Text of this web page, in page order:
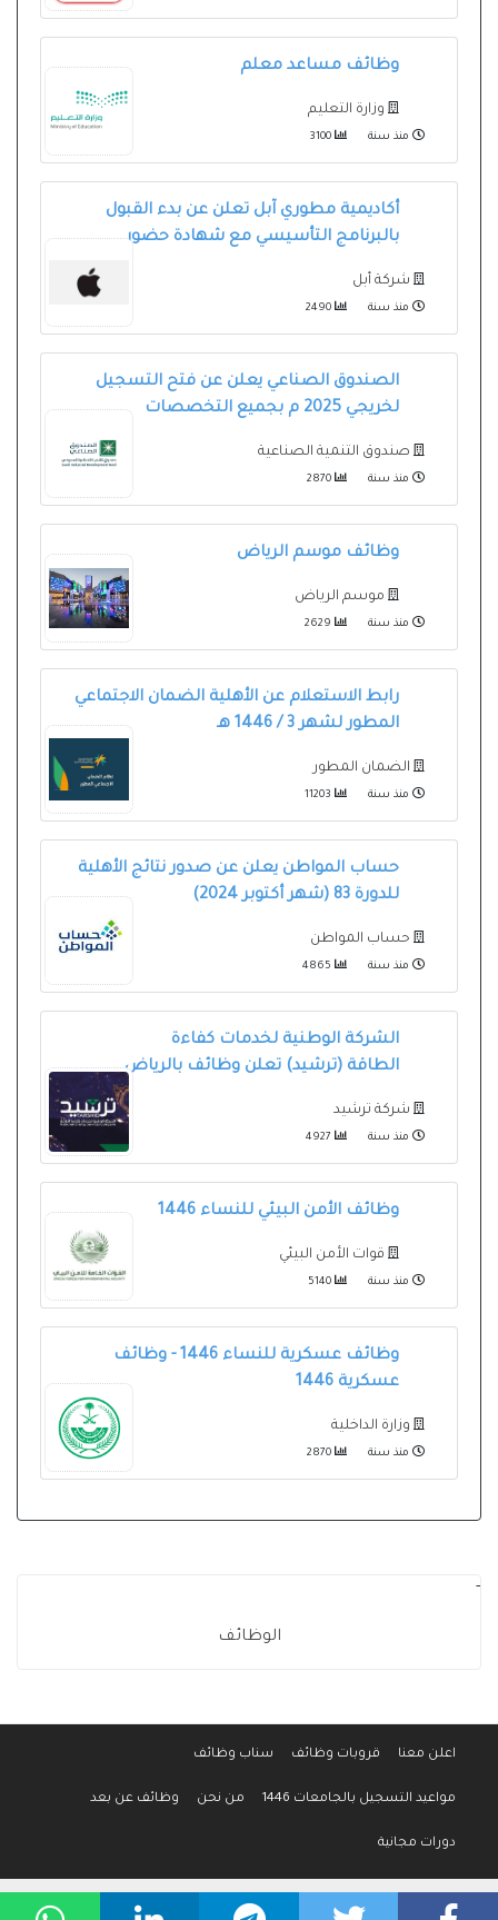
وظائف مساعد معلم
وزارة التعليم
منذ سنة
أكاديمية مطوري آبل تعلن عن بدء القبول
بالبرنامج التأسيسي مع شهادة حضور
شركة أبل
منذ سنة
الصندوق الصناعي يعلن عن فتح التسجيل
لخريجي 2025 م بجميع التخصصات
صندوق التنمية الصناعية
منذ سنة
وظائف موسم الرياض
موسم الرياض
منذ سنة
رابط الاستعلام عن الأهلية الضمان الاجتماعي
المطور لشهر 3 / 1446 هـ
الضمان المطور
منذ سنة
حساب المواطن يعلن عن صدور نتائج الأهلية
للدورة 83 (شهر أكتوبر 2024)
حساب المواطن
منذ سنة
الشركة الوطنية لخدمات كفاءة
الطاقة (ترشيد) تعلن وظائف بالرياض
شركة ترشيد
منذ سنة
وظائف الأمن البيئي للنساء 1446
قوات الأمن البيئي
منذ سنة
وظائف عسكرية للنساء 1446 - وظائف
عسكرية 1446
وزارة الداخلية
منذ سنة
-
الوظائف
اعلن معنا قروبات وظائف سناب وظائف
مواعيد التسجيل بالجامعات 1446 من نحن وظائف عن بعد
دورات مجانية
جميع الحقوق محفوظة لموقع وظائف المواطن © 2016-2026